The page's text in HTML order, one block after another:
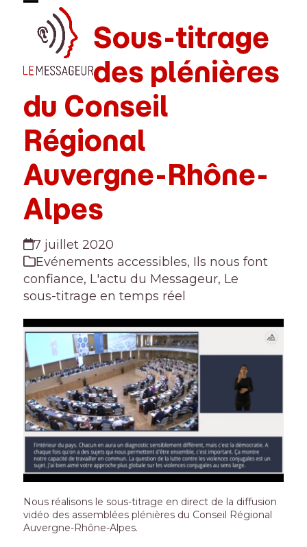
content
Open
mobile
menu
Close
mobile
menu
Sous-titrage
des plénières
du Conseil
Régional
Auvergne-Rhône-
Alpes
7 juillet 2020
Evénements accessibles, Ils nous font
confiance, L'actu du Messageur, Le
sous-titrage en temps réel
Nous réalisons le sous-titrage en direct de la diffusion
vidéo des assemblées plénières du Conseil Régional
Auvergne-Rhône-Alpes.